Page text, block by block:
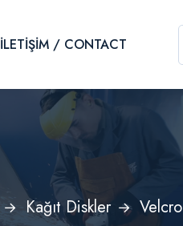
İLETIŞIM / CONTACT
Kağıt Diskler Velcro